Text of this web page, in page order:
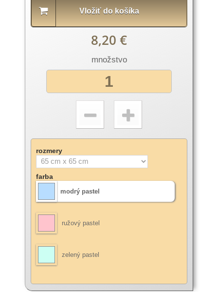
Vložiť do košíka
8,20 €
množstvo
rozmery
farba
modrý pastel
ružový pastel
zelený pastel